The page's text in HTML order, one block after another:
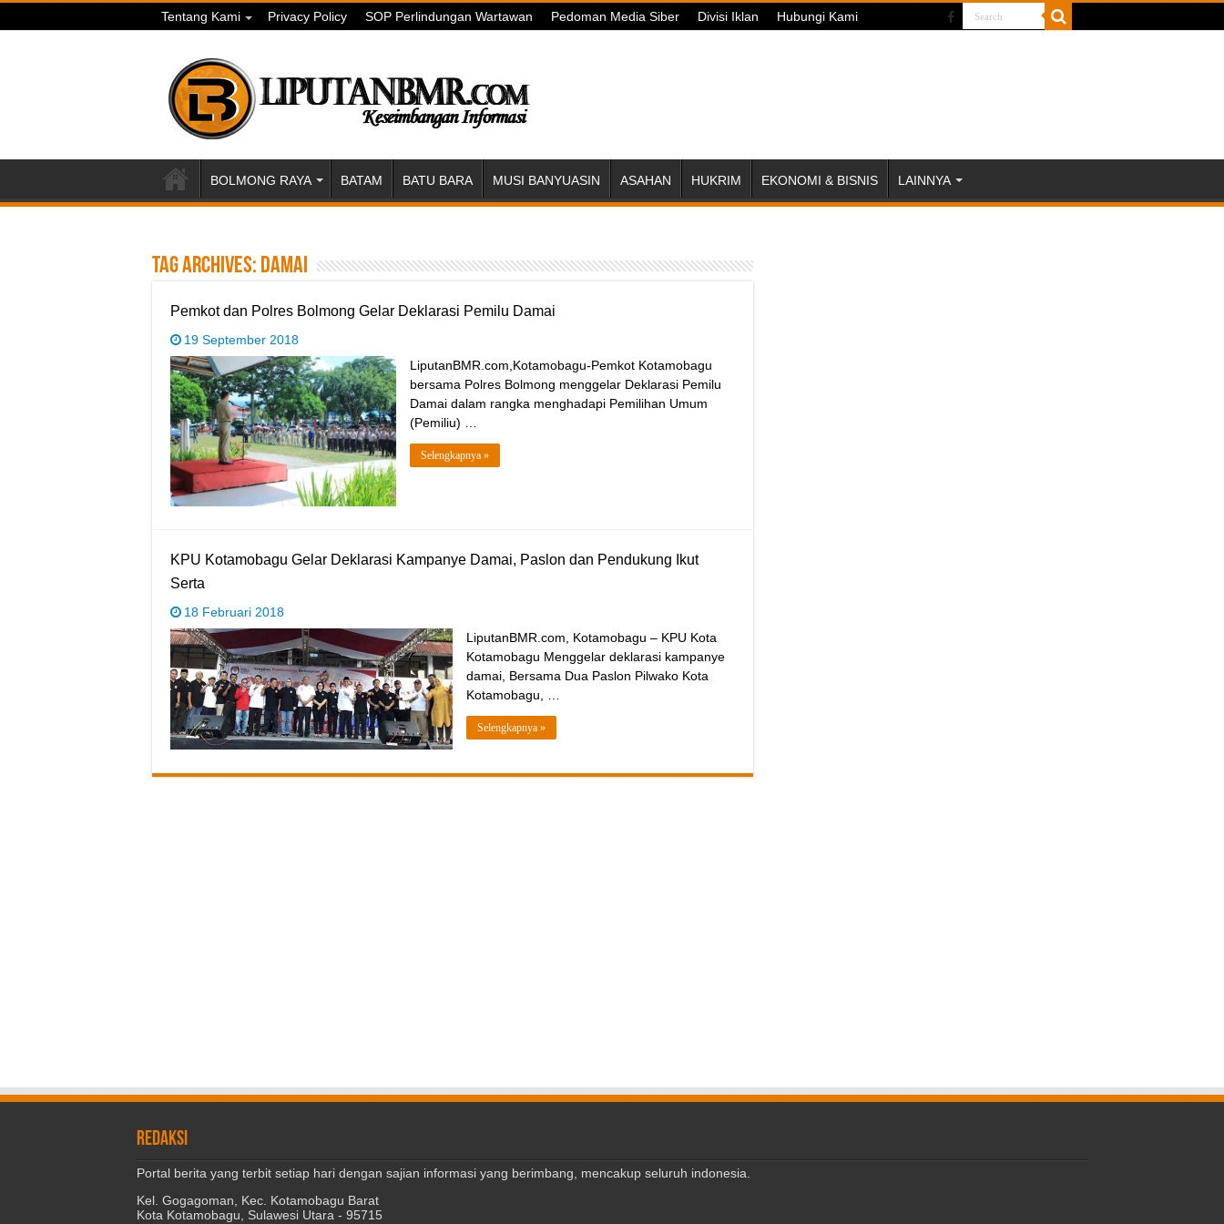
Tentang Kami Privacy Policy SOP Perlindungan Wartawan Pedoman Media Siber Divisi Iklan Hubungi Kami
BOLMONG RAYA BATAM BATU BARA MUSI BANYUASIN ASAHAN HUKRIM EKONOMI & BISNIS LAINNYA
Tag Archives: damai
Pemkot dan Polres Bolmong Gelar Deklarasi Pemilu Damai
19 September 2018
LiputanBMR.com,Kotamobagu-Pemkot Kotamobagu
bersama Polres Bolmong menggelar Deklarasi Pemilu
Damai dalam rangka menghadapi Pemilihan Umum
(Pemiliu) …
Selengkapnya »
KPU Kotamobagu Gelar Deklarasi Kampanye Damai, Paslon dan Pendukung Ikut
Serta
18 Februari 2018
LiputanBMR.com, Kotamobagu – KPU Kota
Kotamobagu Menggelar deklarasi kampanye
damai, Bersama Dua Paslon Pilwako Kota
Kotamobagu, …
Selengkapnya »
REDAKSI
Portal berita yang terbit setiap hari dengan sajian informasi yang berimbang, mencakup seluruh indonesia.
Kel. Gogagoman, Kec. Kotamobagu Barat
Kota Kotamobagu, Sulawesi Utara - 95715